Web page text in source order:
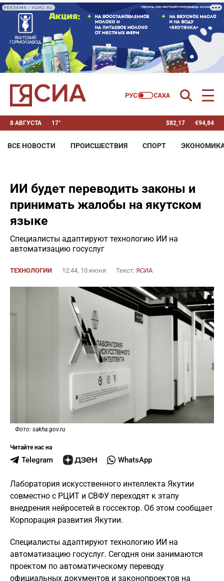
РЕКЛАМА • YGMZ.RU
8 АВГУСТА 17° $82,17 €94,84
ВСЕ НОВОСТИ ПРОИСШЕСТВИЯ СПОРТ
ИИ будет переводить законы и
принимать жалобы на якутском
языке
Специалисты адаптируют технологию ИИ на
автоматизацию госуслуг
ТЕХНОЛОГИИ 12:44, 10 июня Текст: ЯСИА
Фото: sakha.gov.ru
Читайте нас на
Telegram WhatsApp
Лаборатория искусственного интеллекта Якутии
совместно с РЦИТ и СВФУ переходят к этапу
внедрения нейросетей в госсектор. Об этом сообщает
Корпорация развития Якутии.
Специалисты адаптируют технологию ИИ на
автоматизацию госуслуг. Сегодня они занимаются
проектом по автоматическому переводу
официальных документов и законопроектов на